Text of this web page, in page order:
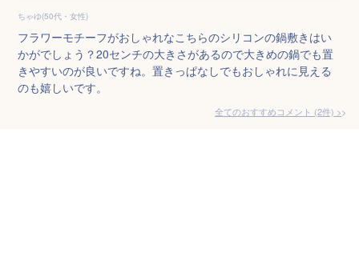
ちゃゆ(50代・女性)
フラワーモチーフがおしゃれなこちらのシリコンの鍋敷きはい
かがでしょう？20センチの大きさがあるので大きめの鍋でも置
きやすいのが良いですね。置きっぱなしでもおしゃれに見える
のも嬉しいです。
全てのおすすめコメント (2件) >